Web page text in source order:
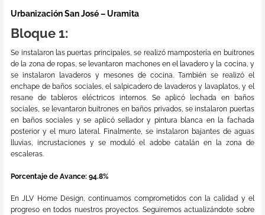
Urbanización San José – Uramita
Bloque 1:
Se instalaron las puertas principales, se realizó mampostería en buitrones
de la zona de ropas, se levantaron machones en el lavadero y la cocina, y
se instalaron lavaderos y mesones de cocina. También se realizó el
enchape de baños sociales, el salpicadero de lavaderos y lavaplatos, y el
resane de tableros eléctricos internos. Se aplicó lechada en baños
sociales, se levantaron buitrones en baños privados, se instalaron puertas
en baños sociales y se aplicó sellador y pintura blanca en la fachada
posterior y el muro lateral. Finalmente, se instalaron bajantes de aguas
lluvias, incrustaciones y se moduló el adobe catalán en la zona de
escaleras.
Porcentaje de Avance: 94.8%
En JLV Home Design, continuamos comprometidos con la calidad y el
progreso en todos nuestros proyectos. Seguiremos actualizándote sobre